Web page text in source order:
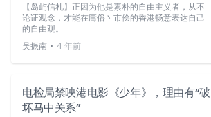
【岛屿信札】正因为他是素朴的自由主义者，从不
论证观念，才能在庸俗丶市侩的香港畅意表达自己
的自由观。
吴振南 ⋅ 4 年前
电检局禁映港电影《少年》，理由有“破
坏马中关系”